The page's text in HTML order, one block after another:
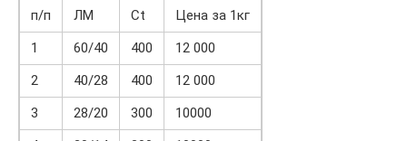
п/п ЛМ Ct
Цена за 1кг
1
60/40 400
12 000
2
40/28 400
12 000
3
28/20 300
10000